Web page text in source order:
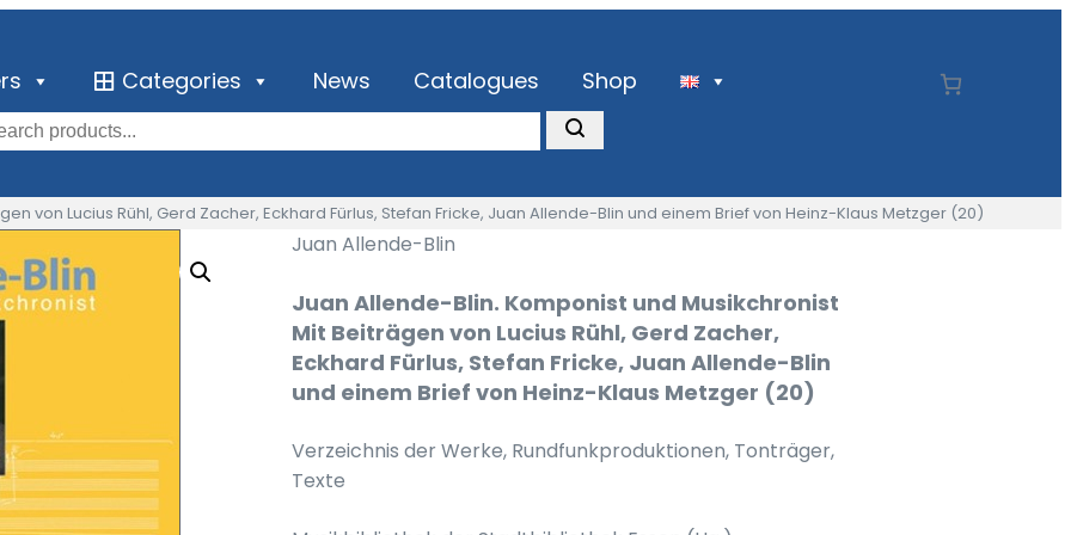
Categories News Catalogues Shop
von Lucius Rühl, Gerd Zacher, Eckhard Fürlus, Stefan Fricke, Juan Allende-Blin und einem Brief von Heinz-Klaus Metzger (20)
Juan Allende-Blin
Juan Allende-Blin. Komponist und Musikchronist
Mit Beiträgen von Lucius Rühl, Gerd Zacher,
Eckhard Fürlus, Stefan Fricke, Juan Allende-Blin
und einem Brief von Heinz-Klaus Metzger (20)
Verzeichnis der Werke, Rundfunkproduktionen, Tonträger,
Texte